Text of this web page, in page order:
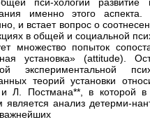
именно этого
и встает вопрос о
в общей и социальной
множество попыток
установка» (attitude).
экспериментальной
теорий установки
Л. Постмана**, в которой
является анализ детерми-